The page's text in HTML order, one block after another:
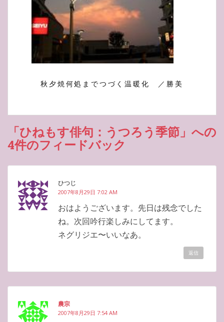
秋夕焼何処までつづく温暖化 ／勝美
「ひねもす俳句：うつろう季節」への
4件のフィードバック
ひつじ
2007年8月29日 7:02 AM
おはようございます。先日は残念でした
ね。次回吟行楽しみにしてます。
ネグリジエ〜いいなあ。
返信
農宗
2007年8月29日 7:54 AM